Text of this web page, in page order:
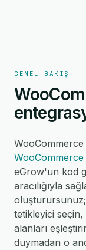
GENEL BAKIŞ
WooCommerce
eGrow'un kod
aracılığıyla
tetikleyici
alanları
duymadan o